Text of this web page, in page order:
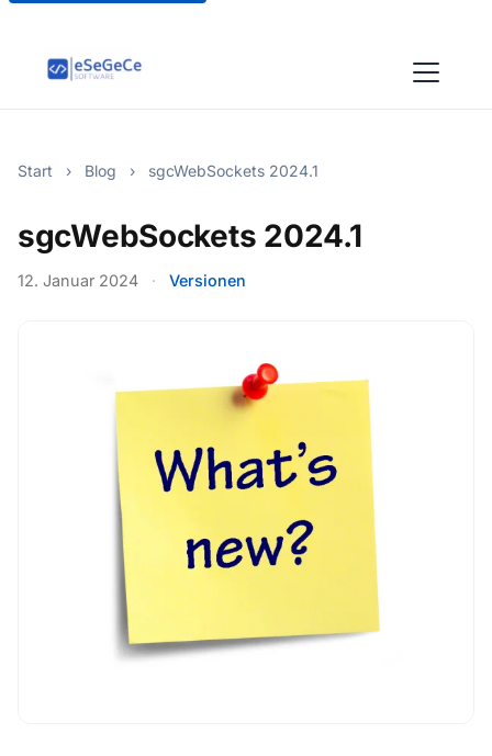
Start › Blog › sgcWebSockets 2024.1
sgcWebSockets 2024.1
12. Januar 2024 · Versionen